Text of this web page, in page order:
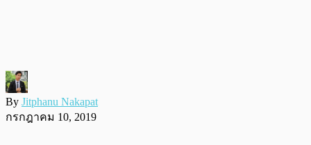
By Jitphanu Nakapat
กรกฎาคม 10, 2019